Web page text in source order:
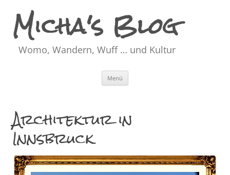
Micha's Blog
Womo, Wandern, Wuff … und Kultur
Menü
Architektur in
Innsbruck